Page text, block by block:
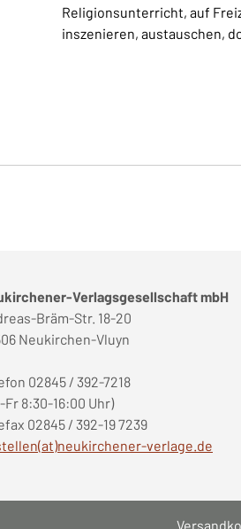
Religionsunterricht, auf
inszenieren, austauschen,
Verlagsgesellschaft mbH
Bräm-Str. 18-20
Neukirchen-Vluyn
02845 / 392-7218
Fr 8:30-16:00 Uhr)
02845 / 392-19 7239
verlage.de